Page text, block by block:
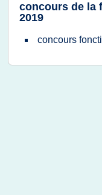
concours de la
2019
concours